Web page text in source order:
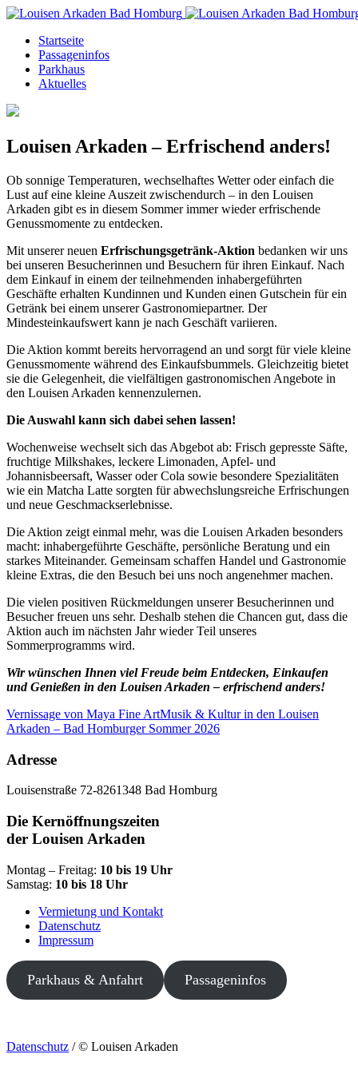
Startseite
Passageninfos
Parkhaus
Aktuelles
Louisen Arkaden – Erfrischend anders!
Ob sonnige Temperaturen, wechselhaftes Wetter oder einfach die
Lust auf eine kleine Auszeit zwischendurch – in den Louisen
Arkaden gibt es in diesem Sommer immer wieder erfrischende
Genussmomente zu entdecken.
Mit unserer neuen Erfrischungsgetränk-Aktion bedanken wir uns
bei unseren Besucherinnen und Besuchern für ihren Einkauf. Nach
dem Einkauf in einem der teilnehmenden inhabergeführten
Geschäfte erhalten Kundinnen und Kunden einen Gutschein für ein
Getränk bei einem unserer Gastronomiepartner. Der
Mindesteinkaufswert kann je nach Geschäft variieren.
Die Aktion kommt bereits hervorragend an und sorgt für viele kleine
Genussmomente während des Einkaufsbummels. Gleichzeitig bietet
sie die Gelegenheit, die vielfältigen gastronomischen Angebote in
den Louisen Arkaden kennenzulernen.
Die Auswahl kann sich dabei sehen lassen!
Wochenweise wechselt sich das Abgebot ab: Frisch gepresste Säfte,
fruchtige Milkshakes, leckere Limonaden, Apfel- und
Johannisbeersaft, Wasser oder Cola sowie besondere Spezialitäten
wie ein Matcha Latte sorgten für abwechslungsreiche Erfrischungen
und neue Geschmackserlebnisse.
Die Aktion zeigt einmal mehr, was die Louisen Arkaden besonders
macht: inhabergeführte Geschäfte, persönliche Beratung und ein
starkes Miteinander. Gemeinsam schaffen Handel und Gastronomie
kleine Extras, die den Besuch bei uns noch angenehmer machen.
Die vielen positiven Rückmeldungen unserer Besucherinnen und
Besucher freuen uns sehr. Deshalb stehen die Chancen gut, dass die
Aktion auch im nächsten Jahr wieder Teil unseres
Sommerprogramms wird.
Wir wünschen Ihnen viel Freude beim Entdecken, Einkaufen
und Genießen in den Louisen Arkaden – erfrischend anders!
Vernissage von Maya Fine ArtMusik & Kultur in den Louisen
Arkaden – Bad Homburger Sommer 2026
Adresse
Louisenstraße 72-8261348 Bad Homburg
Die Kernöffnungszeiten
der Louisen Arkaden
Montag – Freitag: 10 bis 19 Uhr
Samstag: 10 bis 18 Uhr
Vermietung und Kontakt
Datenschutz
Impressum
Parkhaus & Anfahrt Passageninfos
Datenschutz / © Louisen Arkaden